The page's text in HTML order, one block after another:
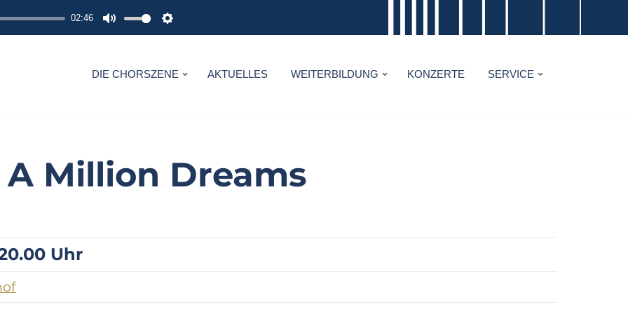
02:46
M
T
S
T
S
DIE CHORSZENE AKTUELLES WEITERBILDUNG KONZERTE SERVICE
A Million Dreams
Uhr